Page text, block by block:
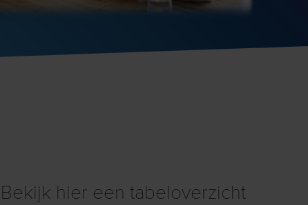
Bekijk hier een tabeloverzicht